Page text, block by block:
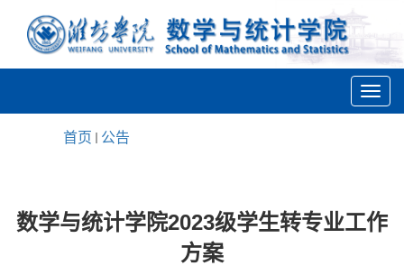
首页 公告
数学与统计学院2023级学生转专业工作
方案